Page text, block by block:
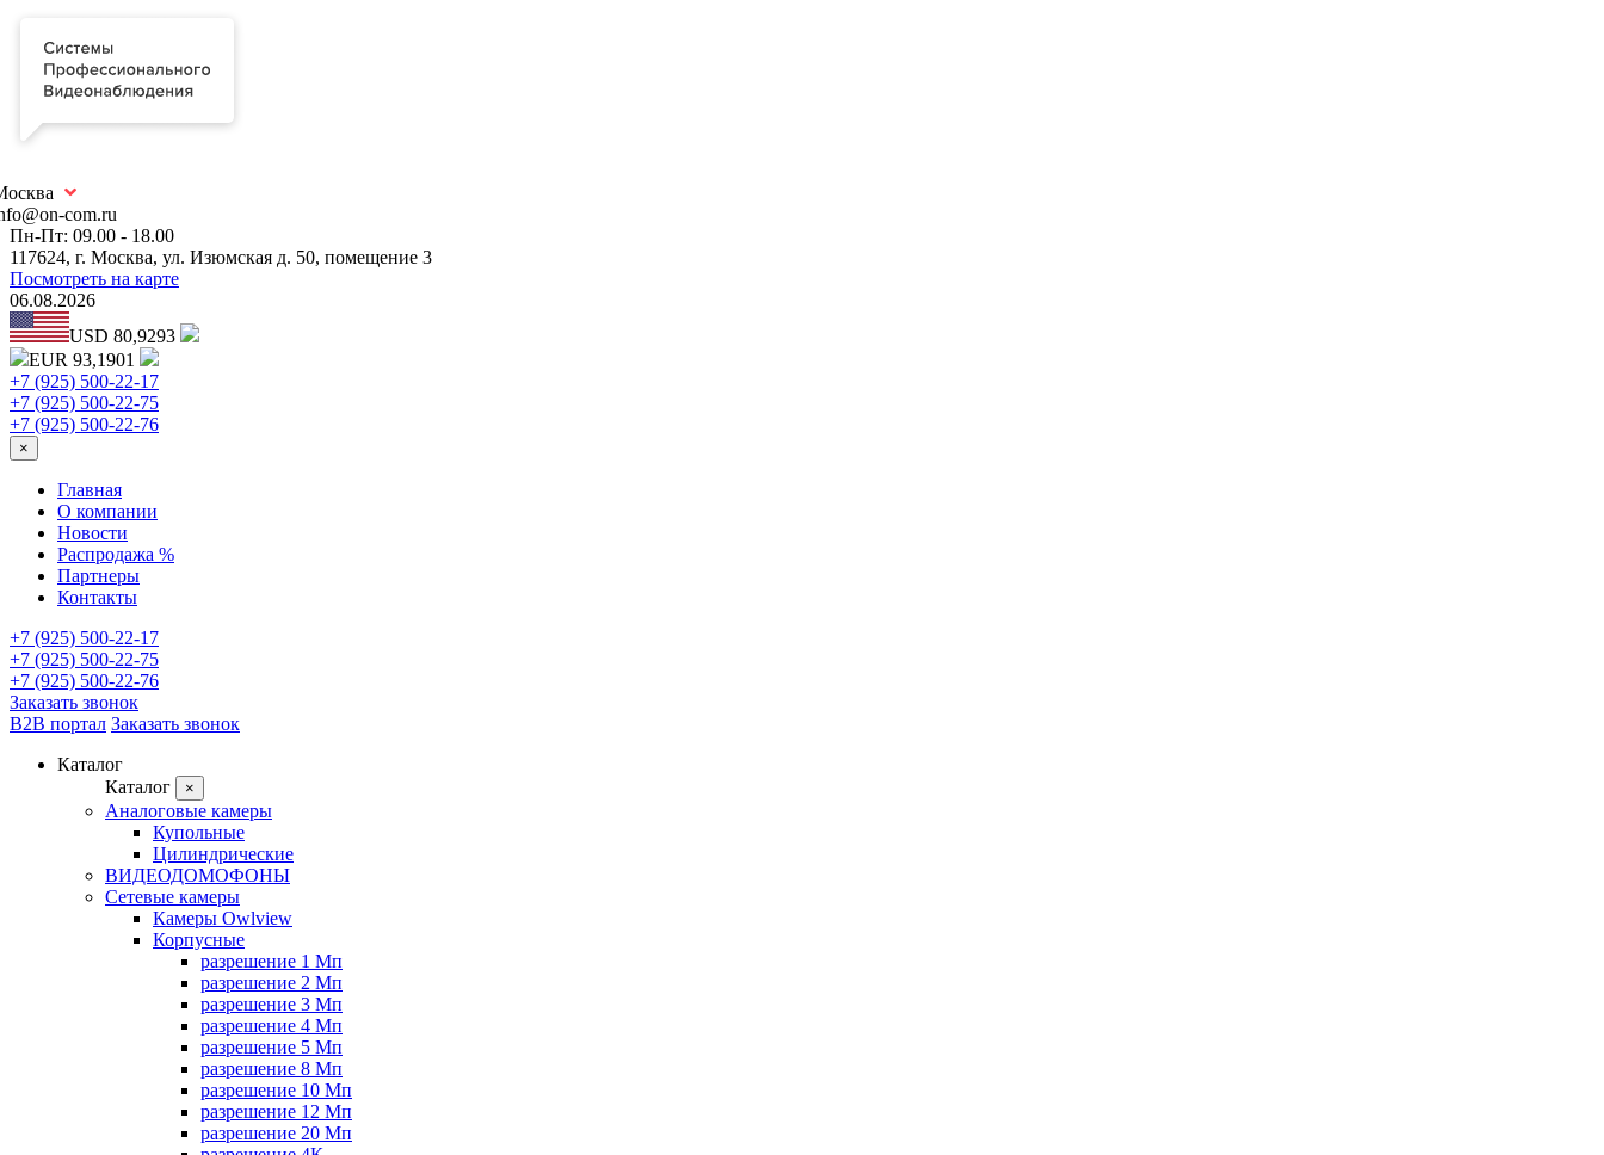
com.ru
Пн-Пт: 09.00 - 18.00
117624, г. Москва, ул. Изюмская д. 50, помещение 3
Посмотреть на карте
06.08.2026
USD 80,9293
EUR 93,1901
+7 (925) 500-22-17
+7 (925) 500-22-75
+7 (925) 500-22-76
×
Главная
О компании
Новости
Распродажа %
Партнеры
Контакты
+7 (925) 500-22-17
+7 (925) 500-22-75
+7 (925) 500-22-76
Заказать звонок
B2B портал Заказать звонок
Каталог
Каталог
×
Аналоговые камеры
Купольные
Цилиндрические
ВИДЕОДОМОФОНЫ
Сетевые камеры
Камеры Owlview
Корпусные
разрешение 1 Мп
разрешение 2 Мп
разрешение 3 Мп
разрешение 4 Мп
разрешение 5 Мп
разрешение 8 Мп
разрешение 10 Мп
разрешение 12 Мп
разрешение 20 Мп